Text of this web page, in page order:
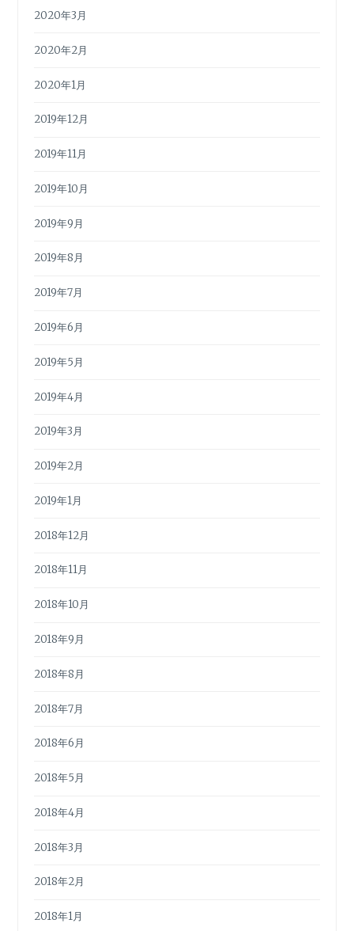
2020年3月
2020年2月
2020年1月
2019年12月
2019年11月
2019年10月
2019年9月
2019年8月
2019年7月
2019年6月
2019年5月
2019年4月
2019年3月
2019年2月
2019年1月
2018年12月
2018年11月
2018年10月
2018年9月
2018年8月
2018年7月
2018年6月
2018年5月
2018年4月
2018年3月
2018年2月
2018年1月